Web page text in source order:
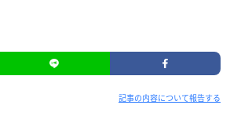
記事の内容について報告する